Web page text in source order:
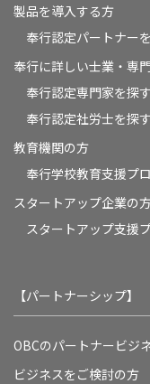
製品を導入する方
奉行認定パートナー
奉行に詳しい士業・専
奉行認定専門家を探す
奉行認定社労士を探す
教育機関の方
奉⾏学校教育⽀援プ
スタートアップ企業の
スタートアップ支援
【パートナーシップ】
OBCのパートナービジ
ビジネスをご検討の方